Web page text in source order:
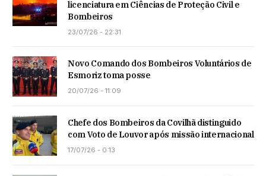
licenciatura em Ciências de Proteção Civil e
Bombeiros
23/07/26 - 22:31
Novo Comando dos Bombeiros Voluntários de
Esmoriz toma posse
20/07/26 - 11:09
Chefe dos Bombeiros da Covilhã distinguido
com Voto de Louvor após missão internacional
17/07/26 - 0:13